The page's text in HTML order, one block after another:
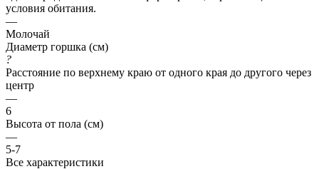
условия обитания.
—
Молочай
Диаметр горшка (см)
?
Расстояние по верхнему краю от одного края до другого через
центр
—
6
Высота от пола (см)
—
5-7
Все характеристики